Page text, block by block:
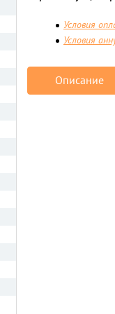
Условия
Условия
Описание